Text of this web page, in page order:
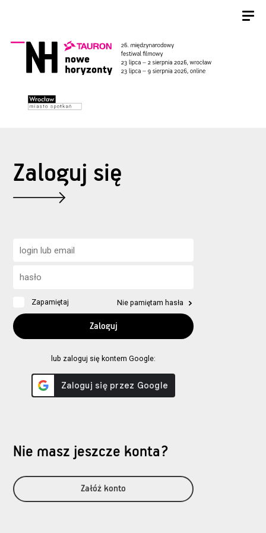
Zaloguj się
Zapamiętaj Nie pamiętam hasła
lub zaloguj się kontem Google:
Nie masz jeszcze konta?
Załóż konto